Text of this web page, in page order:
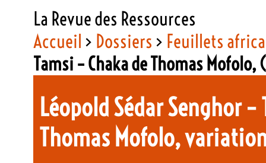
La Revue des Ressources
Accueil > Dossiers > Feuillets
Tamsi – Chaka de Thomas
Léopold Sédar Senghor
Thomas Mofolo,